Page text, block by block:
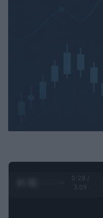
0:29 /
3:09